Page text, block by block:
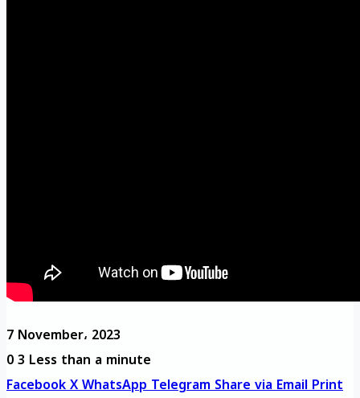
7 November، 2023
03 Less than a minute
FacebookXWhatsAppTelegramShare via EmailPrint